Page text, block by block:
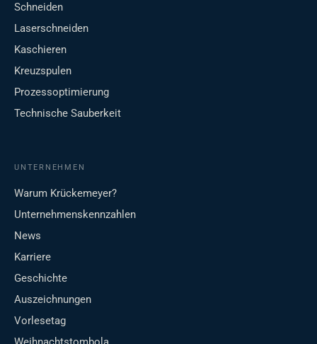
Schneiden
Laserschneiden
Kaschieren
Kreuzspulen
Prozessoptimierung
Technische Sauberkeit
UNTERNEHMEN
Warum Krückemeyer?
Unternehmenskennzahlen
News
Karriere
Geschichte
Auszeichnungen
Vorlesetag